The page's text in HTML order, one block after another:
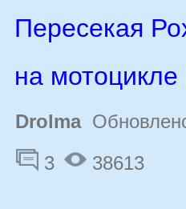
Пересекая
на
Drolma
3
38613